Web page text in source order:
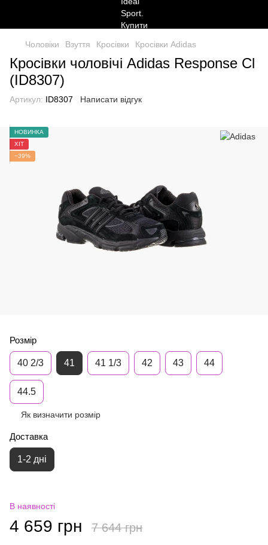
Чоловіки Взуття Кросівки Кросівки Adidas
Кросівки чоловічі Adidas Response Cl
(ID8307)
Артикул: ID8307 Написати відгук
НОВИНКА
ХІТ
−39%
Розмір
40 2/3 41 41 1/3 42 43 44
44.5
Як визначити розмір
Доставка
1-2 дні
В наявності
4 659 грн 7 644 грн